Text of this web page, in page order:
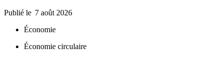
Publié le 7 août 2026
Économie
Économie circulaire